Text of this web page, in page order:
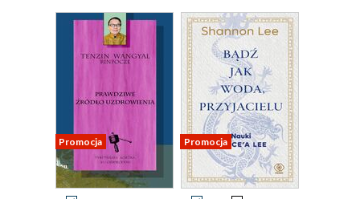
Promocja Promocja